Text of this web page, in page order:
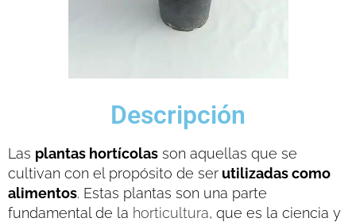
Descripción
Las plantas hortícolas son aquellas que se
cultivan con el propósito de ser utilizadas como
alimentos. Estas plantas son una parte
fundamental de la horticultura, que es la ciencia y